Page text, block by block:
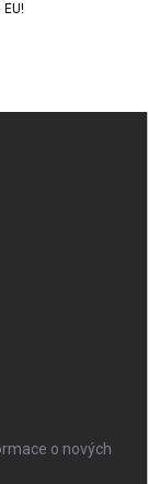
EU!
o nových